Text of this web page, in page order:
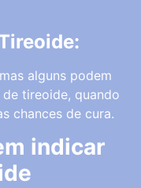
alguns podem
tireoide, quando
chances de cura.
indicar